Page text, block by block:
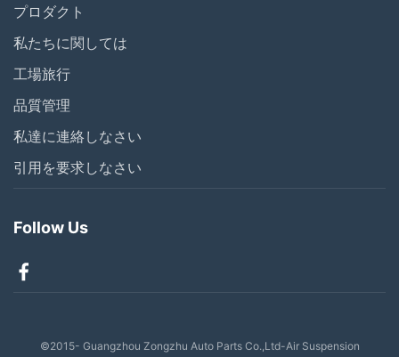
プロダクト
私たちに関しては
工場旅行
品質管理
私達に連絡しなさい
引用を要求しなさい
Follow Us
©2015- Guangzhou Zongzhu Auto Parts Co.,Ltd-Air Suspension